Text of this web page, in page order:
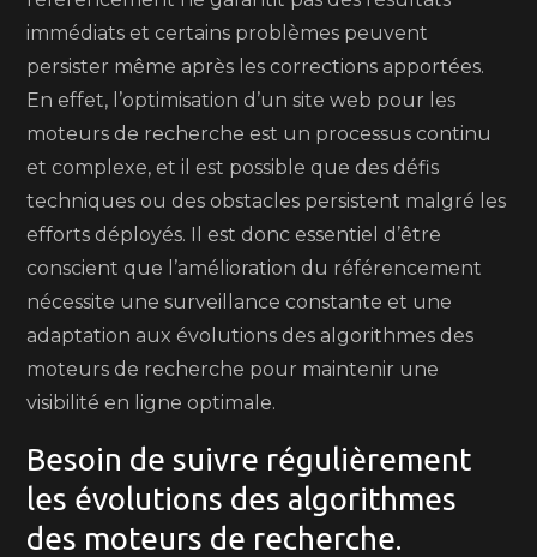
immédiats et certains problèmes peuvent
persister même après les corrections apportées.
En effet, l’optimisation d’un site web pour les
moteurs de recherche est un processus continu
et complexe, et il est possible que des défis
techniques ou des obstacles persistent malgré les
efforts déployés. Il est donc essentiel d’être
conscient que l’amélioration du référencement
nécessite une surveillance constante et une
adaptation aux évolutions des algorithmes des
moteurs de recherche pour maintenir une
visibilité en ligne optimale.
Besoin de suivre régulièrement
les évolutions des algorithmes
des moteurs de recherche.